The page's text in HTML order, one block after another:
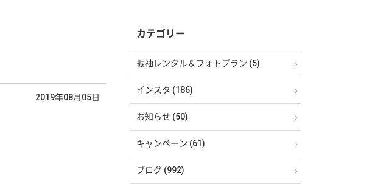
2019年08月05日
カテゴリー
振袖レンタル＆フォトプラン (5)
インスタ (186)
お知らせ (50)
キャンペーン (61)
ブログ (992)